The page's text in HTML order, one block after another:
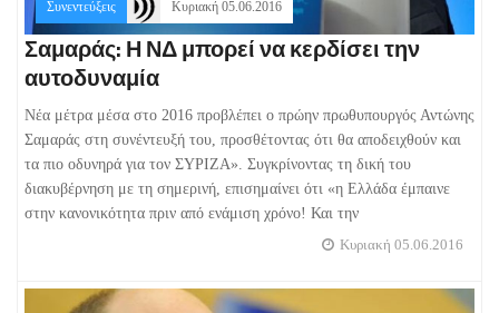
Συνεντεύξεις Κυριακή 05.06.2016
Σαμαράς: Η ΝΔ μπορεί να κερδίσει την
αυτοδυναμία
Νέα μέτρα μέσα στο 2016 προβλέπει ο πρώην πρωθυπουργός Αντώνης
Σαμαράς στη συνέντευξή του, προσθέτοντας ότι θα αποδειχθούν και
τα πιο οδυνηρά για τον ΣΥΡΙΖΑ». Συγκρίνοντας τη δική του
διακυβέρνηση με τη σημερινή, επισημαίνει ότι «η Ελλάδα έμπαινε
στην κανονικότητα πριν από ενάμιση χρόνο! Και την
Κυριακή 05.06.2016